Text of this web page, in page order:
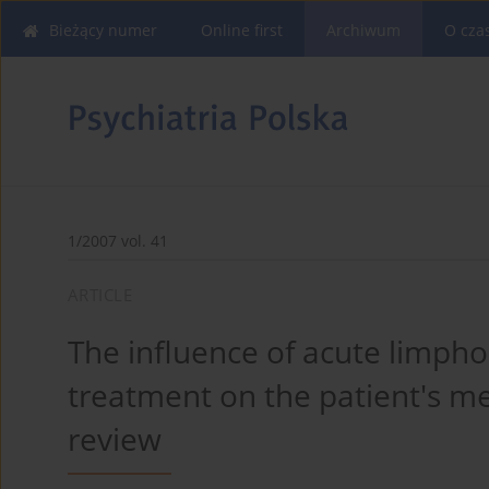
Bieżący numer Online first O
1/2007 vol. 41
The influence of acute
treatment on the patient's
review